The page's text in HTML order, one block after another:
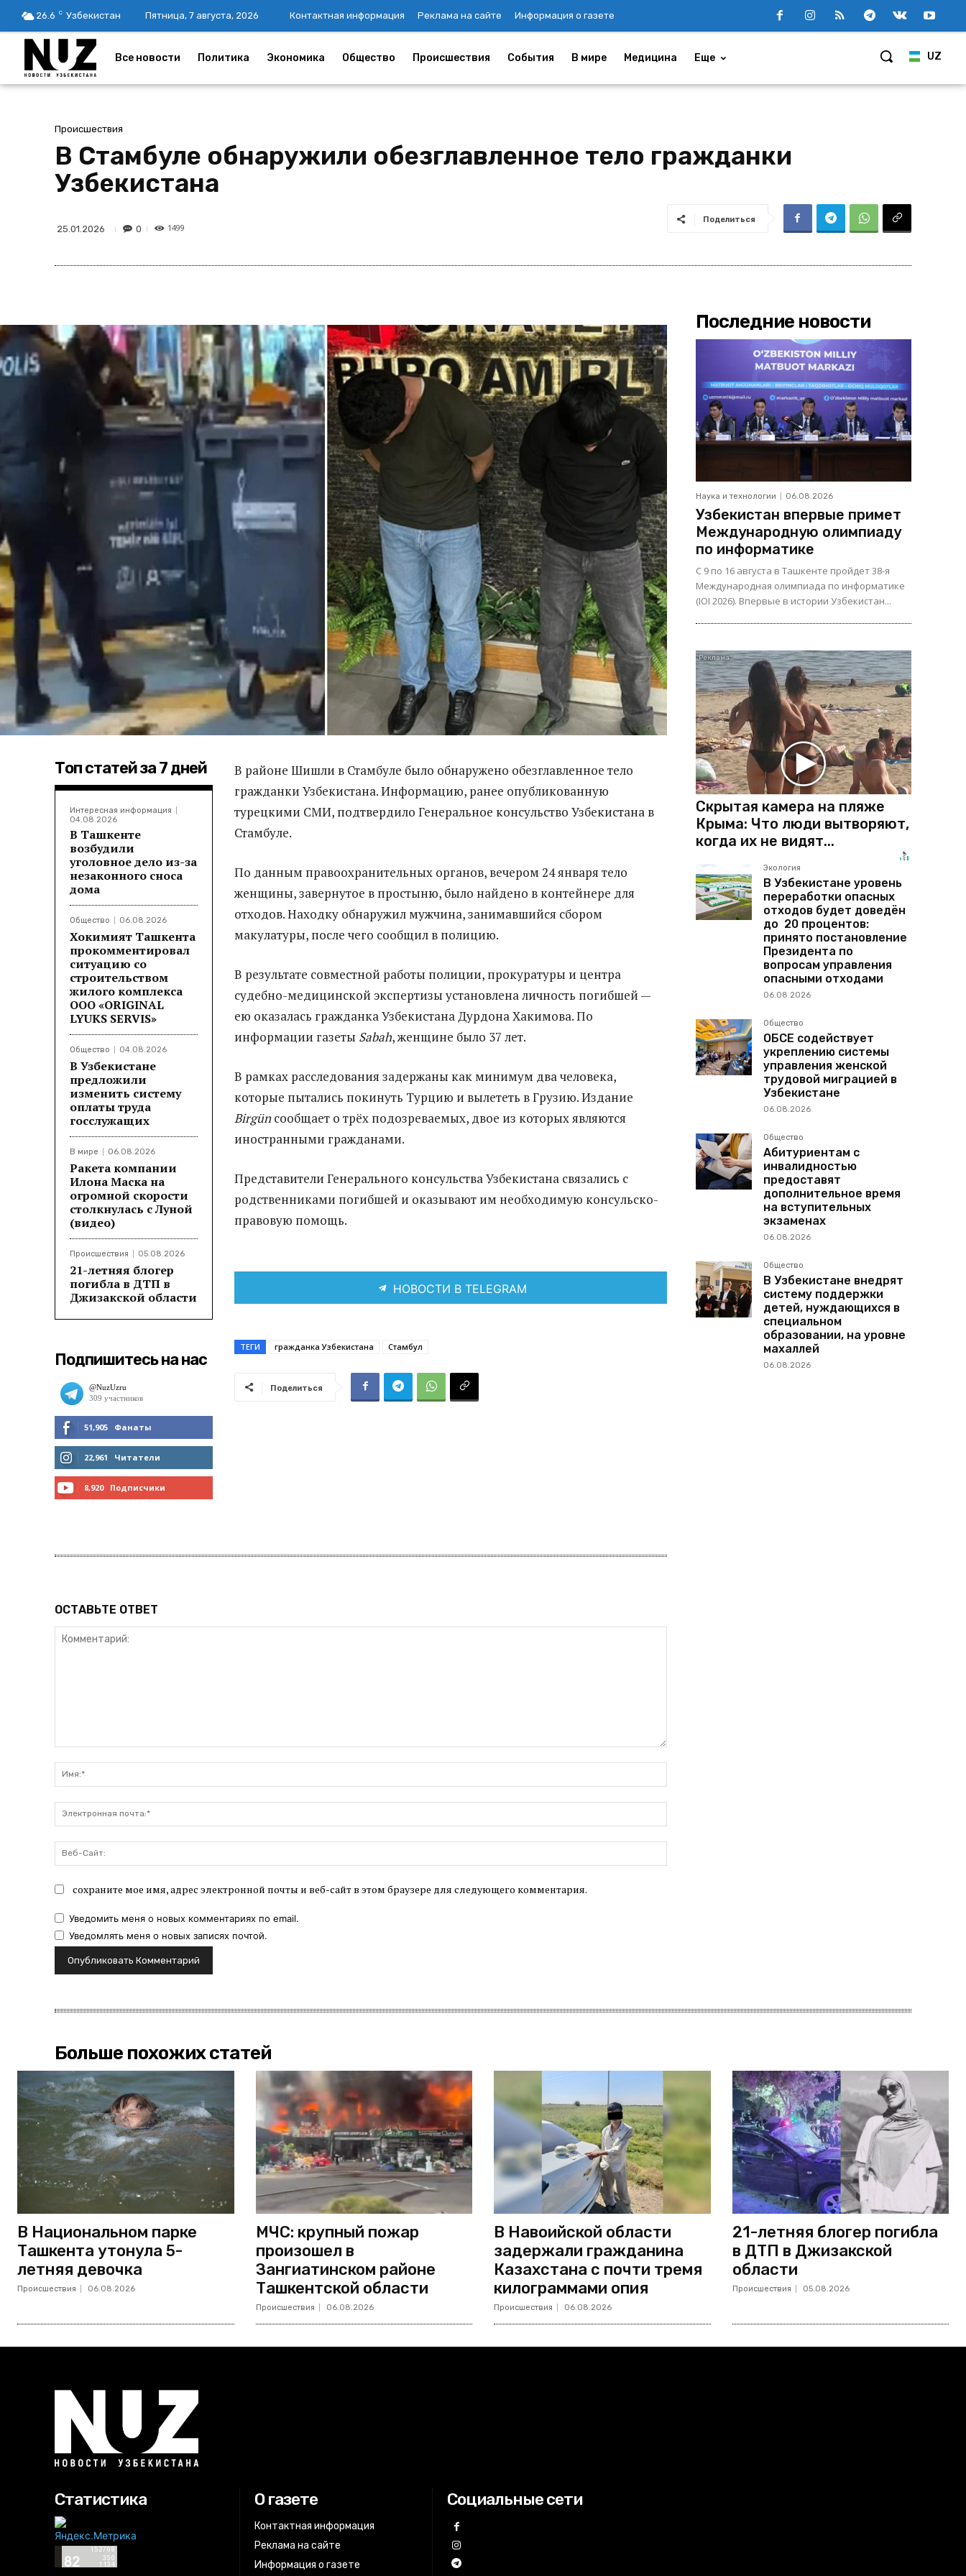
26.6 C Узбекистан Пятница, 7 августа, 2026 Контактная информация Реклама на сайте Информация о газете
UZ
Все новости Политика Экономика Общество Происшествия События В мире Медицина Еще
Происшествия
В Стамбуле обнаружили обезглавленное тело гражданки
Узбекистана
25.01.2026 0 1499
Поделиться
Топ статей за 7 дней
Интересная информация
04.08.2026
В Ташкенте
возбудили
уголовное дело из-за
незаконного сноса
дома
Общество 06.08.2026
Хокимият Ташкента
прокомментировал
ситуацию со
строительством
жилого комплекса
ООО «ORIGINAL
LYUKS SERVIS»
Общество 04.08.2026
В Узбекистане
предложили
изменить систему
оплаты труда
госслужащих
В мире 06.08.2026
Ракета компании
Илона Маска на
огромной скорости
столкнулась с Луной
(видео)
Происшествия 05.08.2026
21-летняя блогер
погибла в ДТП в
Джизакской области
Подпишитесь на нас
51,905 Фанаты
МНЕ НРАВИТСЯ
22,961 Читатели
8,920 Подписчики
В районе Шишли в Стамбуле было обнаружено обезглавленное тело
гражданки Узбекистана. Информацию, ранее опубликованную
турецкими СМИ, подтвердило Генеральное консульство Узбекистана в
Стамбуле.
По данным правоохранительных органов, вечером 24 января тело
женщины, завернутое в простыню, было найдено в контейнере для
отходов. Находку обнаружил мужчина, занимавшийся сбором
макулатуры, после чего сообщил в полицию.
В результате совместной работы полиции, прокуратуры и центра
судебно-медицинской экспертизы установлена личность погибшей —
ею оказалась гражданка Узбекистана Дурдона Хакимова. По
информации газеты Sabah, женщине было 37 лет.
В рамках расследования задержаны как минимум два человека,
которые пытались покинуть Турцию и вылететь в Грузию. Издание
Birgünсообщает о трёх подозреваемых, двое из которых являются
иностранными гражданами.
Представители Генерального консульства Узбекистана связались с
родственниками погибшей и оказывают им необходимую консульско-
правовую помощь.
НОВОСТИ В TELEGRAM
ТЕГИ гражданка Узбекистана Стамбул
Поделиться
ОСТАВЬТЕ ОТВЕТ
почта:*
Сайт:
сохраните мое имя, адрес электронной почты и веб-сайт в этом браузере для следующего комментария.
Уведомить меня о новых комментариях по email.
Уведомлять меня о новых записях почтой.
Последние новости
Наука и технологии 06.08.2026
Узбекистан впервые примет
Международную олимпиаду
по информатике
С 9 по 16 августа в Ташкенте пройдет 38-я
Международная олимпиада по информатике
(IOI 2026). Впервые в истории Узбекистан...
Скрытая камера на пляже
Крыма: Что люди вытворяют,
когда их не видят...
Экология
В Узбекистане уровень
переработки опасных
отходов будет доведён
до 20 процентов:
принято постановление
Президента по
вопросам управления
опасными отходами
06.08.2026
Общество
ОБСЕ содействует
укреплению системы
управления женской
трудовой миграцией в
Узбекистане
06.08.2026
Общество
Абитуриентам с
инвалидностью
предоставят
дополнительное время
на вступительных
экзаменах
06.08.2026
Общество
В Узбекистане внедрят
систему поддержки
детей, нуждающихся в
специальном
образовании, на уровне
махаллей
06.08.2026
Больше похожих статей
В Национальном парке
Ташкента утонула 5-
летняя девочка
Происшествия 06.08.2026
МЧС: крупный пожар
произошел в
Зангиатинском районе
Ташкентской области
Происшествия 06.08.2026
В Навоийской области
задержали гражданина
Казахстана с почти тремя
килограммами опия
Происшествия 06.08.2026
21-летняя блогер погибла
в ДТП в Джизакской
области
Происшествия 05.08.2026
Статистика О газете
Контактная информация
Реклама на сайте
Информация о газете
Социальные сети